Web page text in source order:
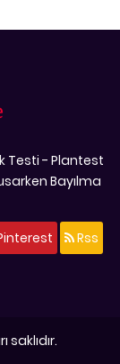
Testi - Plantest
Bayılma
Rss